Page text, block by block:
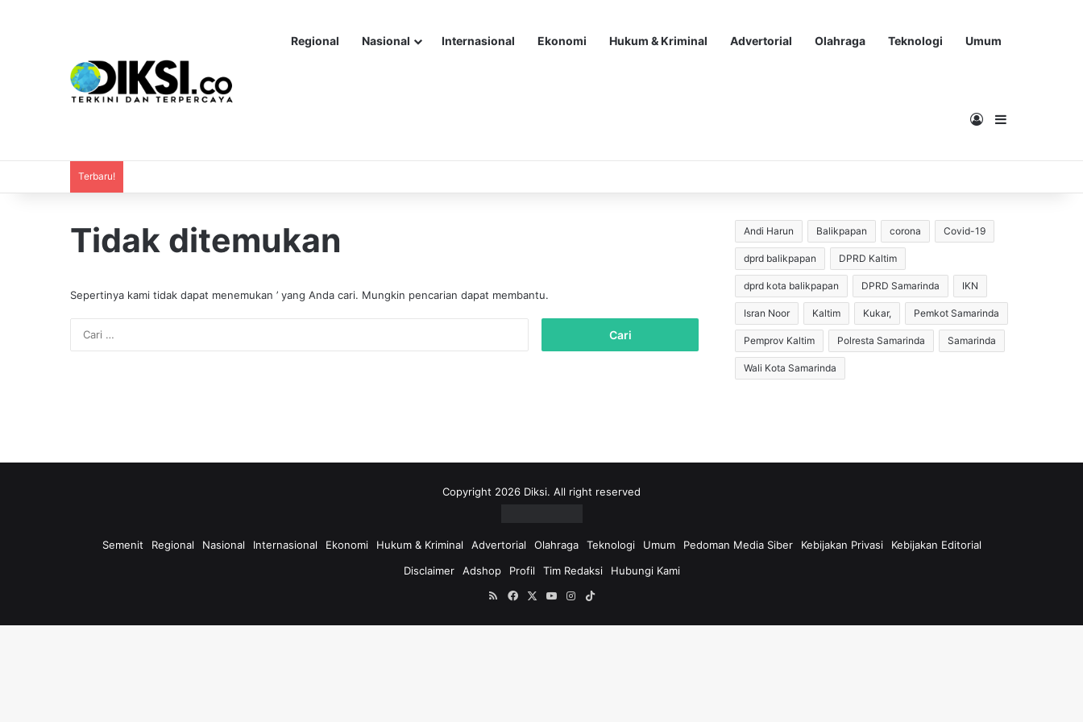
Regional Nasional Internasional Ekonomi Hukum & Kriminal Advertorial Olahraga Teknologi Umum
Masuk
Terbaru!
Tidak ditemukan
Sepertinya kami tidak dapat menemukan ’ yang Anda cari. Mungkin pencarian dapat membantu.
k
Andi Harun Balikpapan corona Covid-19
dprd balikpapan DPRD Kaltim
dprd kota balikpapan DPRD Samarinda IKN
Isran Noor Kaltim Kukar, Pemkot Samarinda
Pemprov Kaltim Polresta Samarinda Samarinda
Wali Kota Samarinda
Copyright 2026 Diksi. All right reserved
Semenit Regional Nasional Internasional Ekonomi Hukum & Kriminal Advertorial Olahraga Teknologi Umum Pedoman Media Siber Kebijakan Privasi
Kebijakan Editorial
Disclaimer
Adshop Profil Tim Redaksi
Hubungi Kami
RSSFacebookYouTubeInstagram
TikTok